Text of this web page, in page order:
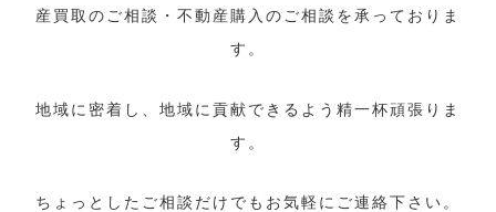
産買取のご相談・不動産購入のご相談を承っておりま
す。
地域に密着し、地域に貢献できるよう精一杯頑張りま
す。
ちょっとしたご相談だけでもお気軽にご連絡下さい。